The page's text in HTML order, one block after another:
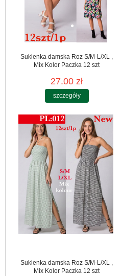
Sukienka damska Roz S/M-L/XL ,
Mix Kolor Paczka 12 szt
27.00 zł
szczegóły
Sukienka damska Roz S/M-L/XL ,
Mix Kolor Paczka 12 szt